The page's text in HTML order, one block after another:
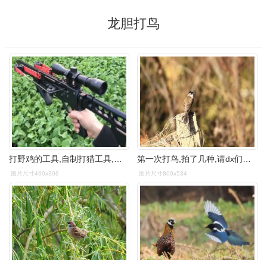
龙胆打鸟
图片尺寸460x306 图片尺寸800x534